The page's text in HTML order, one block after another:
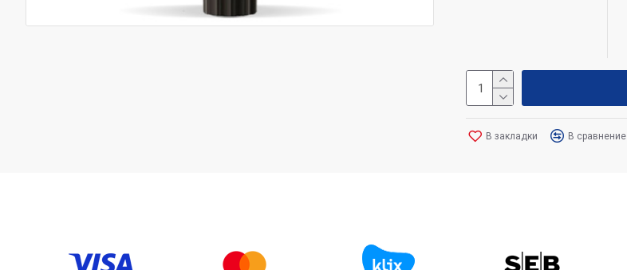
В закладки В сравнение